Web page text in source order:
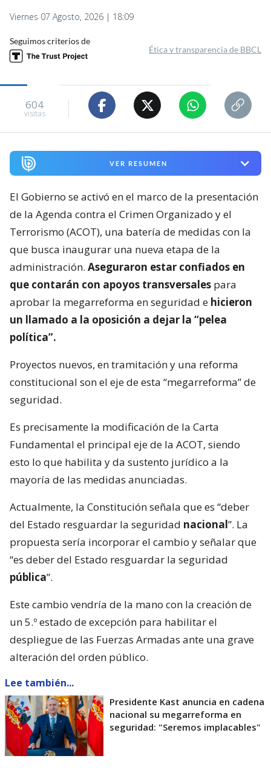
Viernes 07 Agosto, 2026 | 18:09
Seguimos criterios de
Ética y transparencia de BBCL
604
visitas
VER RESUMEN
El Gobierno se activó en el marco de la presentación
de la Agenda contra el Crimen Organizado y el
Terrorismo (ACOT), una batería de medidas con la
que busca inaugurar una nueva etapa de la
administración. Aseguraron estar confiados en
que contarán con apoyos transversales para
aprobar la megarreforma en seguridad e hicieron
un llamado a la oposición a dejar la “pelea
política”.
Proyectos nuevos, en tramitación y una reforma
constitucional son el eje de esta “megarreforma” de
seguridad.
Es precisamente la modificación de la Carta
Fundamental el principal eje de la ACOT, siendo
esto lo que habilita y da sustento jurídico a la
mayoría de las medidas anunciadas.
Actualmente, la Constitución señala que es “deber
del Estado resguardar la seguridad nacional”. La
propuesta sería incorporar el cambio y señalar que
“es deber del Estado resguardar la seguridad
pública”.
Este cambio vendría de la mano con la creación de
un 5.º estado de excepción para habilitar el
despliegue de las Fuerzas Armadas ante una grave
alteración del orden público.
Lee también...
Presidente Kast anuncia en cadena
nacional su megarreforma en
seguridad: "Seremos implacables"